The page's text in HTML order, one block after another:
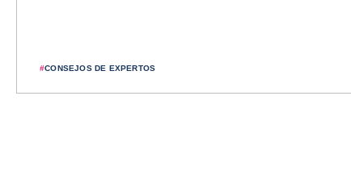
#CONSEJOS DE EXPERTOS